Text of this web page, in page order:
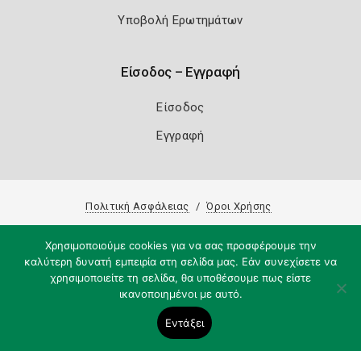
Υποβολή Ερωτημάτων
Είσοδος – Εγγραφή
Είσοδος
Εγγραφή
Πολιτική Ασφάλειας Όροι Χρήσης
Χρησιμοποιούμε cookies για να σας προσφέρουμε την
καλύτερη δυνατή εμπειρία στη σελίδα μας. Εάν συνεχίσετε να
χρησιμοποιείτε τη σελίδα, θα υποθέσουμε πως είστε
ικανοποιημένοι με αυτό.
Εντάξει